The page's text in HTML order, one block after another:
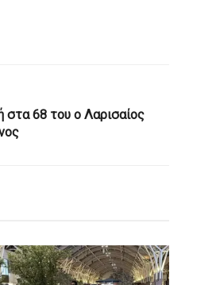
στα 68 του ο Λαρισαίος